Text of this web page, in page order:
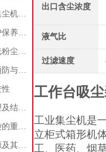
哪些因素影响了工业脉冲集尘机的使用寿命？
关于粉尘脉冲集尘器的维护保养问题
怎样挑选一个好的打磨抛光粉尘吸尘器
探讨脉冲反吹集尘器故障预防与维护要点
工业脉冲集尘机的工作原理及结构特点说明
锂电池粉尘除尘器更换布袋的重要性与方法
工业脉冲集尘器噪音的来源及其控制策略
出口含尘浓度
液气比
过滤速度
工作台吸
工业集尘机是
立柜式箱形机
工、医药、烟